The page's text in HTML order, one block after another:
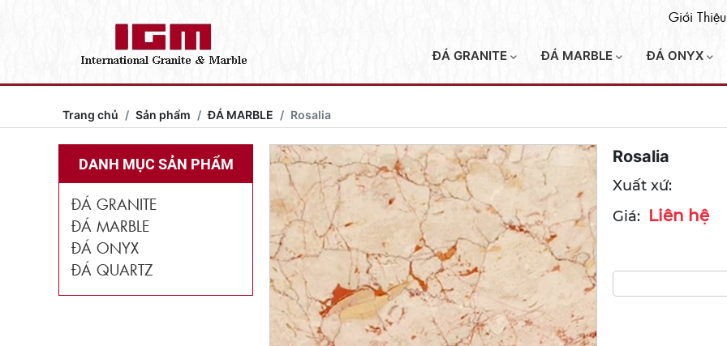
ĐÁ GRANITE ĐÁ MARBLE ĐÁ ONYX
Giới Thiệu
Trang chủ Sản phẩm ĐÁ MARBLE Rosalia
DANH MỤC SẢN PHẨM
ĐÁ GRANITE
ĐÁ MARBLE
ĐÁ ONYX
ĐÁ QUARTZ
Rosalia
Xuất xứ:
Giá: Liên hệ